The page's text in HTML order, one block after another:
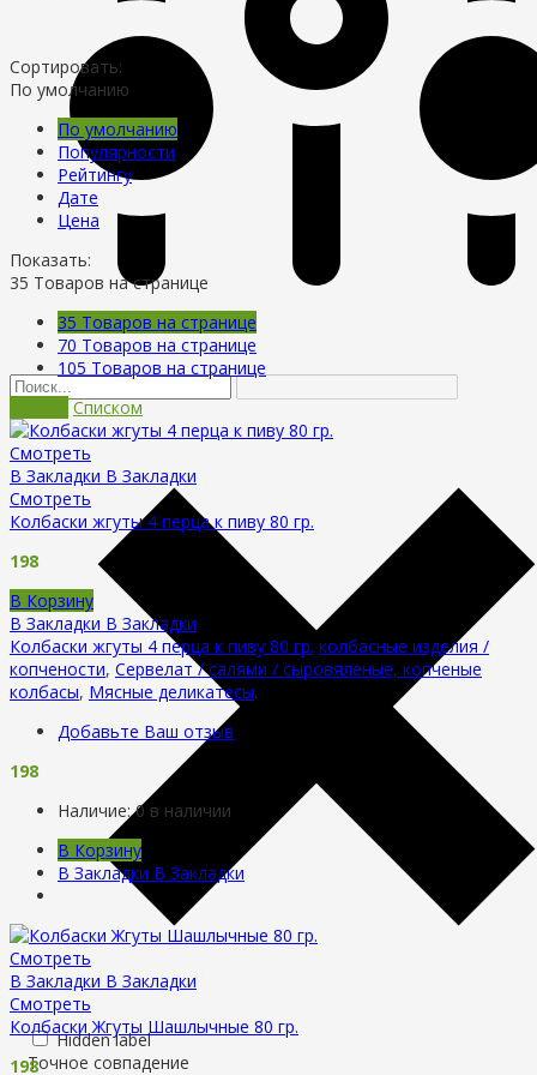
Hidden label
Точное совпадение
Сортировать:
По умолчанию
По умолчанию
Популярности
Рейтингу
Дате
Цена
Показать:
35 Товаров на странице
35 Товаров на странице
70 Товаров на странице
105 Товаров на странице
Списком
Смотреть
В Закладки В Закладки
Смотреть
Колбаски жгуты 4 перца к пиву 80 гр.
198
В Корзину
В Закладки В Закладки
Колбаски жгуты 4 перца к пиву 80 гр. колбасные изделия /
копчености, Сервелат / салями / сыровяленые, копченые
колбасы, Мясные деликатесы.
Добавьте Ваш отзыв
198
Наличие:0 в наличии
В Корзину
В Закладки В Закладки
Смотреть
В Закладки В Закладки
Смотреть
Колбаски Жгуты Шашлычные 80 гр.
198